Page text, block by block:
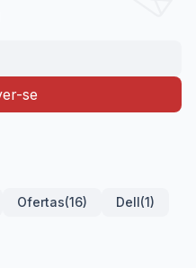
Ofertas(16) Dell(1)